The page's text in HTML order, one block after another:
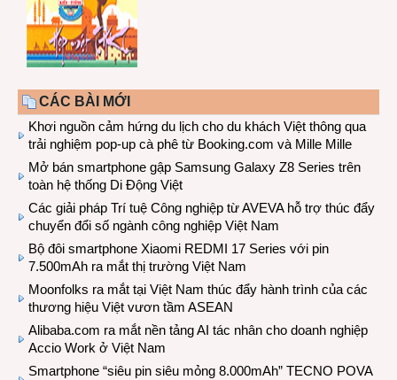
CÁC BÀI MỚI
Khơi nguồn cảm hứng du lịch cho du khách Việt thông qua
trải nghiệm pop-up cà phê từ Booking.com và Mille Mille
Mở bán smartphone gập Samsung Galaxy Z8 Series trên
toàn hệ thống Di Động Việt
Các giải pháp Trí tuệ Công nghiệp từ AVEVA hỗ trợ thúc đẩy
chuyển đổi số ngành công nghiệp Việt Nam
Bộ đôi smartphone Xiaomi REDMI 17 Series với pin
7.500mAh ra mắt thị trường Việt Nam
Moonfolks ra mắt tại Việt Nam thúc đẩy hành trình của các
thương hiệu Việt vươn tầm ASEAN
Alibaba.com ra mắt nền tảng AI tác nhân cho doanh nghiệp
Accio Work ở Việt Nam
Smartphone “siêu pin siêu mỏng 8.000mAh” TECNO POVA